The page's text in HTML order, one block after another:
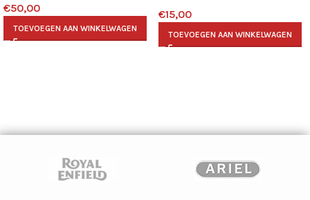
€50,00
TOEVOEGEN AAN WINKELWAGEN
€15,00
TOEVOEGEN AAN WINKELWAGEN